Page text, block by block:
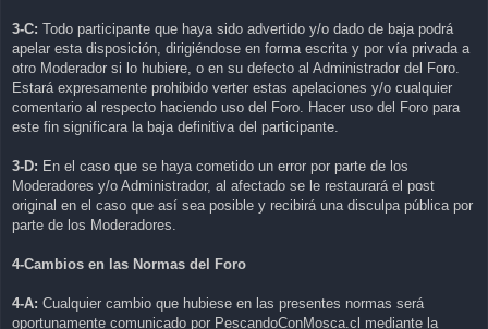
3-C: Todo participante que haya sido advertido y/o dado de baja podrá
apelar esta disposición, dirigiéndose en forma escrita y por vía privada a
otro Moderador si lo hubiere, o en su defecto al Administrador del Foro.
Estará expresamente prohibido verter estas apelaciones y/o cualquier
comentario al respecto haciendo uso del Foro. Hacer uso del Foro para
este fin significara la baja definitiva del participante.
3-D: En el caso que se haya cometido un error por parte de los
Moderadores y/o Administrador, al afectado se le restaurará el post
original en el caso que así sea posible y recibirá una disculpa pública por
parte de los Moderadores.
4-Cambios en las Normas del Foro
4-A: Cualquier cambio que hubiese en las presentes normas será
oportunamente comunicado por PescandoConMosca.cl mediante la